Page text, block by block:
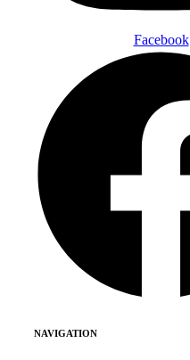
Facebook
NAVIGATION